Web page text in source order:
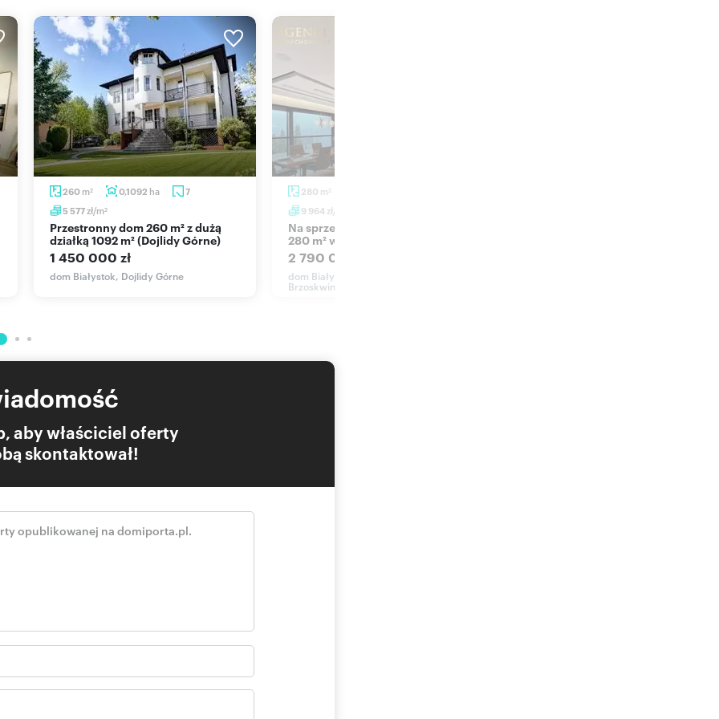
sklep, szkoła, plac zabaw, las.
spokój i ciszę, jednocześnie pragnących mieszkać blisko
260 m2 0,1092 ha
7
5 577zł/m2
Przestronny dom 260 m² z dużą
działką 1092 m² (Dojlidy Górne)
1 450 000 zł
dom Białystok, Dojlidy Górne
280 m 2
9 964 zł/m
Na sprzedaż luksusowa rezydencja
280 m² w Dojlidach Górnych
2 790 000 zł
dom Białystok, Dojlidy Górne,
Brzoskwiniowa
aby właściciel oferty
skontaktował!